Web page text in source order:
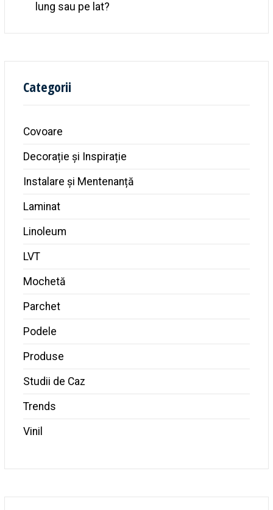
lung sau pe lat?
Categorii
Covoare
Decorație și Inspirație
Instalare și Mentenanță
Laminat
Linoleum
LVT
Mochetă
Parchet
Podele
Produse
Studii de Caz
Trends
Vinil